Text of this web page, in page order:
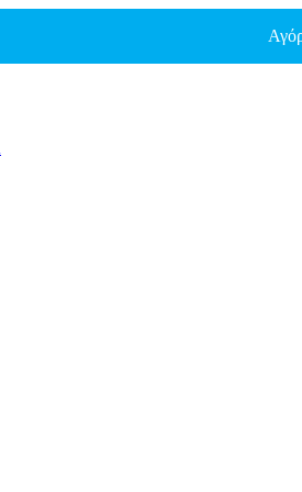
Αγόρασε